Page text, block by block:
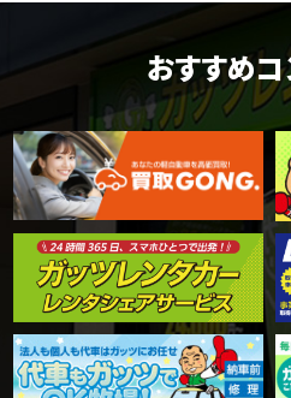
おすすめ